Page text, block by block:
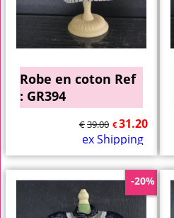
Robe en coton Ref
: GR394
€39.00 € 31.20
ex Shipping
-20%